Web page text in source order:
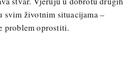
svim životnim situacijama –
problem oprostiti.